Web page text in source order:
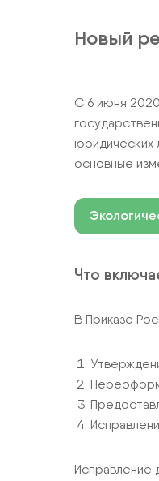
Новый
С 6 июня
юридических
основные
Что
В Приказе
Исправление